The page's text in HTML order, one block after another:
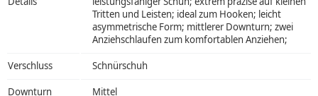
Tritten und Leisten; ideal zum Hooken; leicht
asymmetrische Form; mittlerer Downturn; zwei
Anziehschlaufen zum komfortablen Anziehen;
Verschluss Schnürschuh
Downturn Mittel